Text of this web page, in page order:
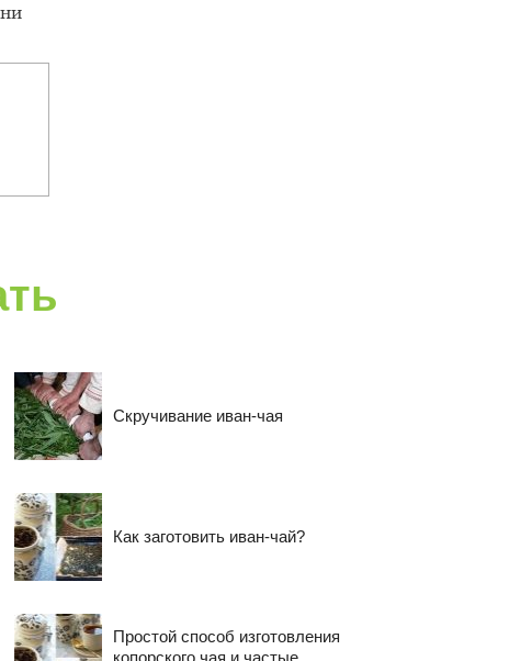
Cкручивание иван-чая
Как заготовить иван-чай?
Простой способ изготовления
копорского чая и частые